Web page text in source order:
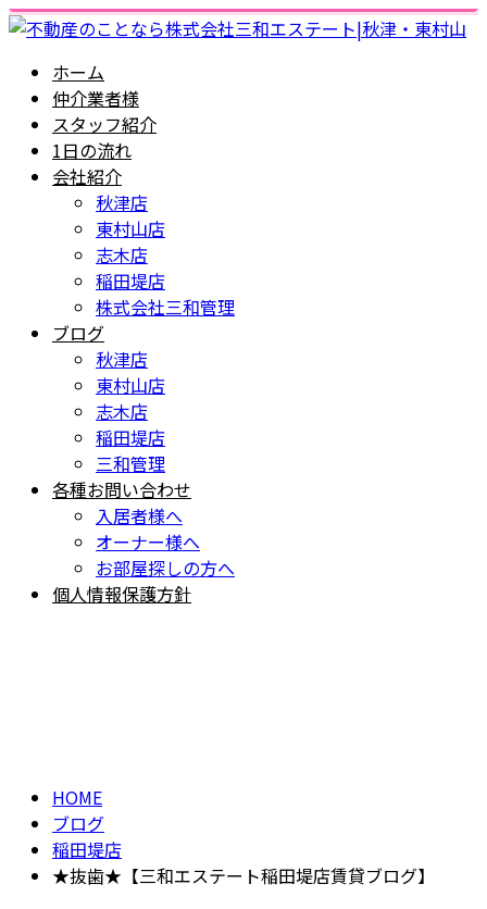
ホーム
仲介業者様
スタッフ紹介
1日の流れ
会社紹介
秋津店
東村山店
志木店
稲田堤店
株式会社三和管理
ブログ
秋津店
東村山店
志木店
稲田堤店
三和管理
各種お問い合わせ
入居者様へ
オーナー様へ
お部屋探しの方へ
個人情報保護方針
HOME
ブログ
稲田堤店
★抜歯★【三和エステート稲田堤店賃貸ブログ】